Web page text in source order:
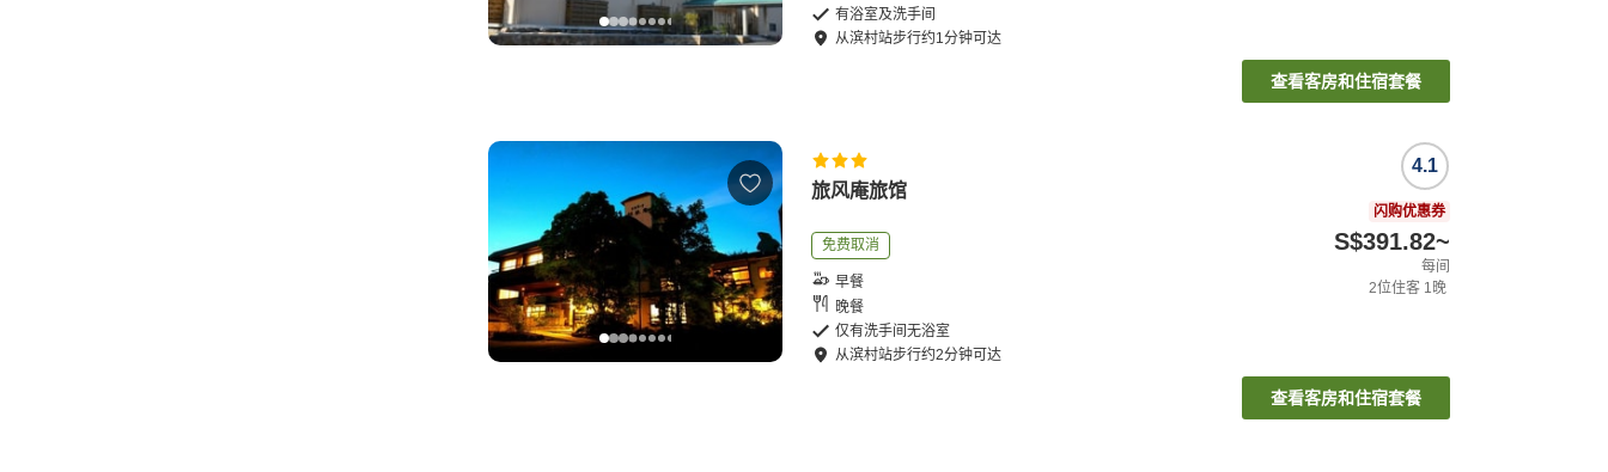
有浴室及洗手间
从滨村站步行约1分钟可达
查看客房和住宿套餐
旅风庵旅馆
免费取消
早餐
晚餐
仅有洗手间无浴室
从滨村站步行约2分钟可达
4.1
闪购优惠券
S$391.82~
每间
2位住客 1晚
查看客房和住宿套餐